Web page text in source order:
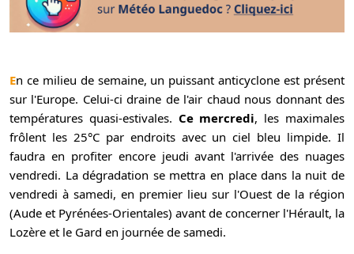
En ce milieu de semaine, un puissant anticyclone est présent
sur l'Europe. Celui-ci draine de l'air chaud nous donnant des
températures quasi-estivales. Ce mercredi, les maximales
frôlent les 25°C par endroits avec un ciel bleu limpide. Il
faudra en profiter encore jeudi avant l'arrivée des nuages
vendredi. La dégradation se mettra en place dans la nuit de
vendredi à samedi, en premier lieu sur l'Ouest de la région
(Aude et Pyrénées-Orientales) avant de concerner l'Hérault, la
Lozère et le Gard en journée de samedi.